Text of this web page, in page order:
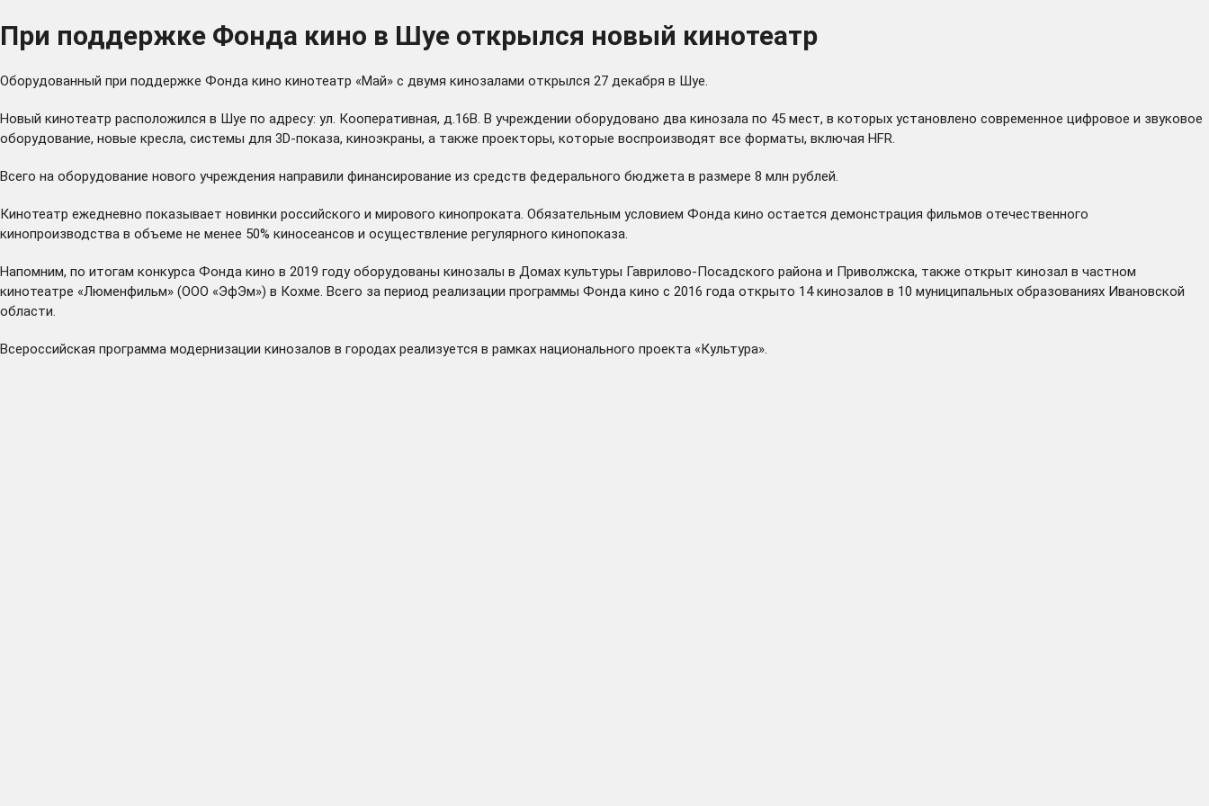
При поддержке Фонда кино в Шуе открылся новый кинотеатр
Оборудованный при поддержке Фонда кино кинотеатр «Май» с двумя кинозалами открылся 27 декабря в Шуе.
Новый кинотеатр расположился в Шуе по адресу: ул. Кооперативная, д.16В. В учреждении оборудовано два кинозала по 45 мест, в которых установлено современное цифровое и звуковое
оборудование, новые кресла, системы для 3D-показа, киноэкраны, а также проекторы, которые воспроизводят все форматы, включая HFR.
Всего на оборудование нового учреждения направили финансирование из средств федерального бюджета в размере 8 млн рублей.
Кинотеатр ежедневно показывает новинки российского и мирового кинопроката. Обязательным условием Фонда кино остается демонстрация фильмов отечественного
кинопроизводства в объеме не менее 50% киносеансов и осуществление регулярного кинопоказа.
Напомним, по итогам конкурса Фонда кино в 2019 году оборудованы кинозалы в Домах культуры Гаврилово-Посадского района и Приволжска, также открыт кинозал в частном
кинотеатре «Люменфильм» (ООО «ЭфЭм») в Кохме. Всего за период реализации программы Фонда кино с 2016 года открыто 14 кинозалов в 10 муниципальных образованиях Ивановской
области.
Всероссийская программа модернизации кинозалов в городах реализуется в рамках национального проекта «Культура».